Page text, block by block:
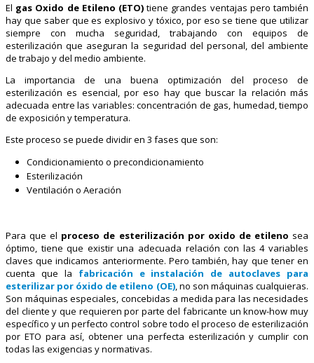
El gas Oxido de Etileno (ETO) tiene grandes ventajas pero también
hay que saber que es explosivo y tóxico, por eso se tiene que utilizar
siempre con mucha seguridad, trabajando con equipos de
esterilización que aseguran la seguridad del personal, del ambiente
de trabajo y del medio ambiente.
La importancia de una buena optimización del proceso de
esterilización es esencial, por eso hay que buscar la relación más
adecuada entre las variables: concentración de gas, humedad, tiempo
de exposición y temperatura.
Este proceso se puede dividir en 3 fases que son:
Condicionamiento o precondicionamiento
Esterilización
Ventilación o Aeración
Para que el proceso de esterilización por oxido de etileno sea
óptimo, tiene que existir una adecuada relación con las 4 variables
claves que indicamos anteriormente. Pero también, hay que tener en
cuenta que la fabricación e instalación de autoclaves para
esterilizar por óxido de etileno (OE), no son máquinas cualquieras.
Son máquinas especiales, concebidas a medida para las necesidades
del cliente y que requieren por parte del fabricante un know-how muy
específico y un perfecto control sobre todo el proceso de esterilización
por ETO para así, obtener una perfecta esterilización y cumplir con
todas las exigencias y normativas.